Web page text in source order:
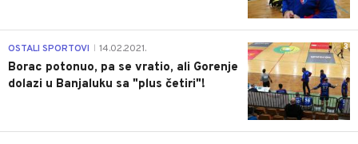
3
OSTALI SPORTOVI 14.02.2021.
Borac potonuo, pa se vratio, ali Gorenje
dolazi u Banjaluku sa "plus četiri"!